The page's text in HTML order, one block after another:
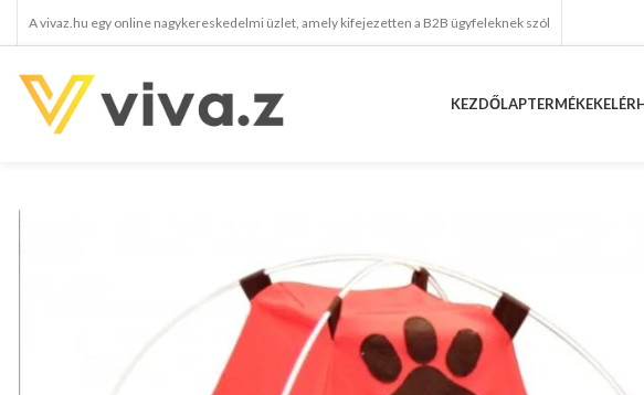
A vivaz.hu egy online nagykereskedelmi üzlet, amely kifejezetten a B2B ügyfeleknek szól
KEZDŐLAPTERMÉKEK